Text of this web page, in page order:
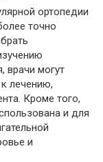
ортопедии
точно
врачи могут
лечению,
Кроме того,
и для
и